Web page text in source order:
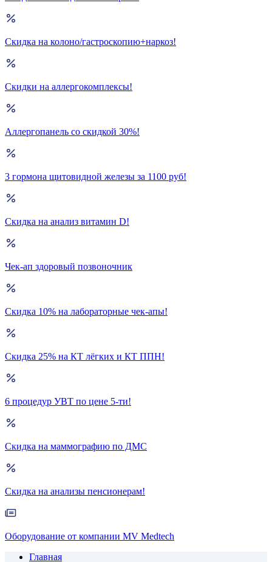
Скидка на колоно/гастроскопию+наркоз!
Скидки на аллергокомплексы!
Аллергопанель со скидкой 30%!
3 гормона щитовидной железы за 1100 руб!
Скидка на анализ витамин D!
Чек-ап здоровый позвоночник
Скидка 10% на лабораторные чек-апы!
Скидка 25% на КТ лёгких и КТ ППН!
6 процедур УВТ по цене 5-ти!
Скидка на маммографию по ДМС
Скидка на анализы пенсионерам!
Оборудование от компании MV Medtech
Главная